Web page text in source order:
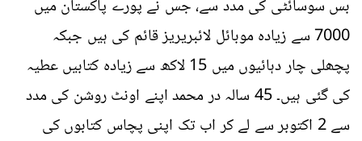
بس سوسائٹی کی مدد سے، جس نے پورے پاکستان میں
7000 سے زیادہ موبائل لائبریریز قائم کی ہیں جبکہ
پچھلی چار دہائیوں میں 15 لاکھ سے زیادہ کتابیں عطیہ
کی گئی ہیں۔ 45 سالہ در محمد اپنے اونٹ روشن کی مدد
سے 2 اکتوبر سے لے کر اب تک اپنی پچاس کتابوں کی